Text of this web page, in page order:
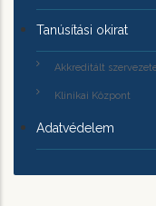
Tanúsítási okirat
Akkreditált
Klinikai Központ
Adatvédelem